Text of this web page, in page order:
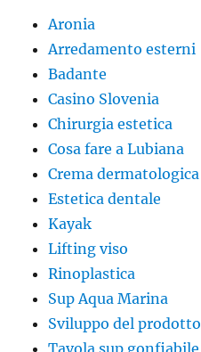
Aronia
Arredamento esterni
Badante
Casino Slovenia
Chirurgia estetica
Cosa fare a Lubiana
Crema dermatologica
Estetica dentale
Kayak
Lifting viso
Rinoplastica
Sup Aqua Marina
Sviluppo del prodotto
Tavola sup gonfiabile